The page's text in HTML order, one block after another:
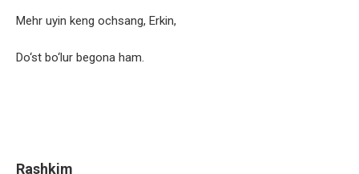
Mehr uyin keng ochsang, Erkin,
Do‘st bo‘lur begona ham.
Rashkim